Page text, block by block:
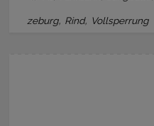
zeburg, Rind, Vollsperrung